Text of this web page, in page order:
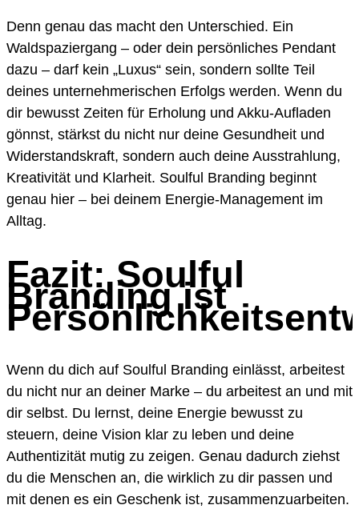
Denn genau das macht den Unterschied. Ein
Waldspaziergang – oder dein persönliches Pendant
dazu – darf kein „Luxus“ sein, sondern sollte Teil
deines unternehmerischen Erfolgs werden. Wenn du
dir bewusst Zeiten für Erholung und Akku-Aufladen
gönnst, stärkst du nicht nur deine Gesundheit und
Widerstandskraft, sondern auch deine Ausstrahlung,
Kreativität und Klarheit. Soulful Branding beginnt
genau hier – bei deinem Energie-Management im
Alltag.
Fazit: Soulful
Branding ist
Wenn du dich auf Soulful Branding einlässt, arbeitest
du nicht nur an deiner Marke – du arbeitest an und mit
dir selbst. Du lernst, deine Energie bewusst zu
steuern, deine Vision klar zu leben und deine
Authentizität mutig zu zeigen. Genau dadurch ziehst
du die Menschen an, die wirklich zu dir passen und
mit denen es ein Geschenk ist, zusammenzuarbeiten.